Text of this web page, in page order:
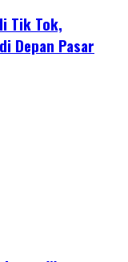
Tik Tok,
Depan Pasar